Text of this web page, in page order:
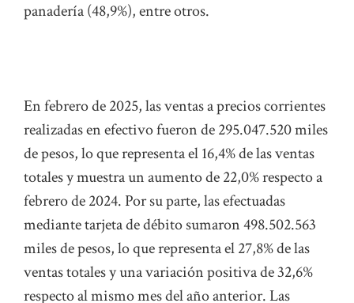
panadería (48,9%), entre otros.
En febrero de 2025, las ventas a precios corrientes
realizadas en efectivo fueron de 295.047.520 miles
de pesos, lo que representa el 16,4% de las ventas
totales y muestra un aumento de 22,0% respecto a
febrero de 2024. Por su parte, las efectuadas
mediante tarjeta de débito sumaron 498.502.563
miles de pesos, lo que representa el 27,8% de las
ventas totales y una variación positiva de 32,6%
respecto al mismo mes del año anterior. Las